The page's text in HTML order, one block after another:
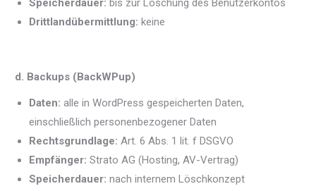
Speicherdauer: bis zur Löschung des Benutzerkontos
Drittlandübermittlung: keine
d. Backups (BackWPup)
Daten: alle in WordPress gespeicherten Daten,
einschließlich personenbezogener Daten
Rechtsgrundlage: Art. 6 Abs. 1 lit. f DSGVO
Empfänger: Strato AG (Hosting, AV-Vertrag)
Speicherdauer: nach internem Löschkonzept